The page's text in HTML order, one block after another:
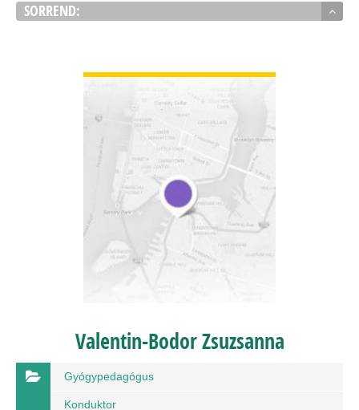
SORREND:
Valentin-Bodor Zsuzsanna
Gyógypedagógus
Konduktor